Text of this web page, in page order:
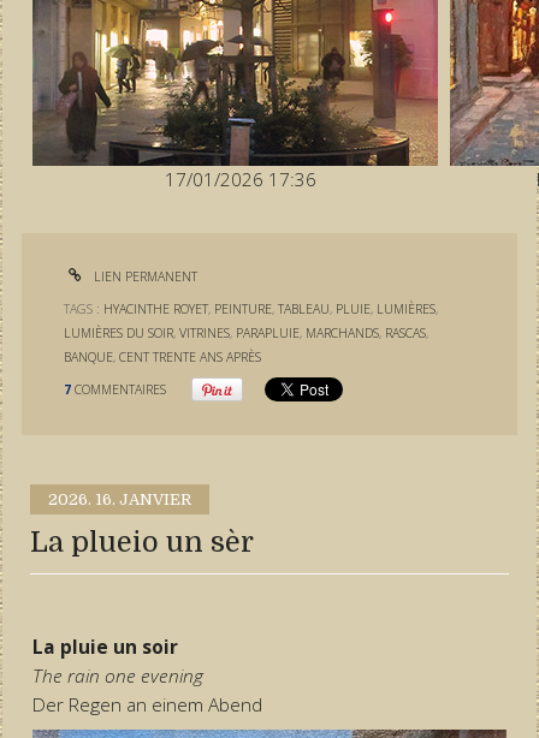
17/01/2026 17:36
LIEN PERMANENT
TAGS : HYACINTHE ROYET, PEINTURE,TABLEAU, PLUIE, LUMIÈRES,
LUMIÈRES DU SOIR,VITRINES, PARAPLUIE, MARCHANDS, RASCAS,
BANQUE,CENT TRENTE ANS APRÈS
7 COMMENTAIRES
2026. 16. JANVIER
La plueio un sèr
La pluie un soir
The rain one evening
Der Regen an einem Abend